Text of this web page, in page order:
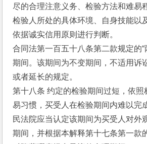
尽的合理注意义务、检验方法和难易
检验人所处的具体环境、自身技能以
依据诚实信用原则进行判断。
合同法第一百五十八条第二款规定的“
期间。该期间为不变期间，不适用诉
或者延长的规定。
第十八条 约定的检验期间过短，依照
易习惯，买受人在检验期间内难以完
民法院应当认定该期间为买受人对外
期间，并根据本解释第十七条第一款